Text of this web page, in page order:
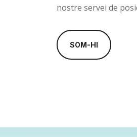
nostre servei de
SOM-HI